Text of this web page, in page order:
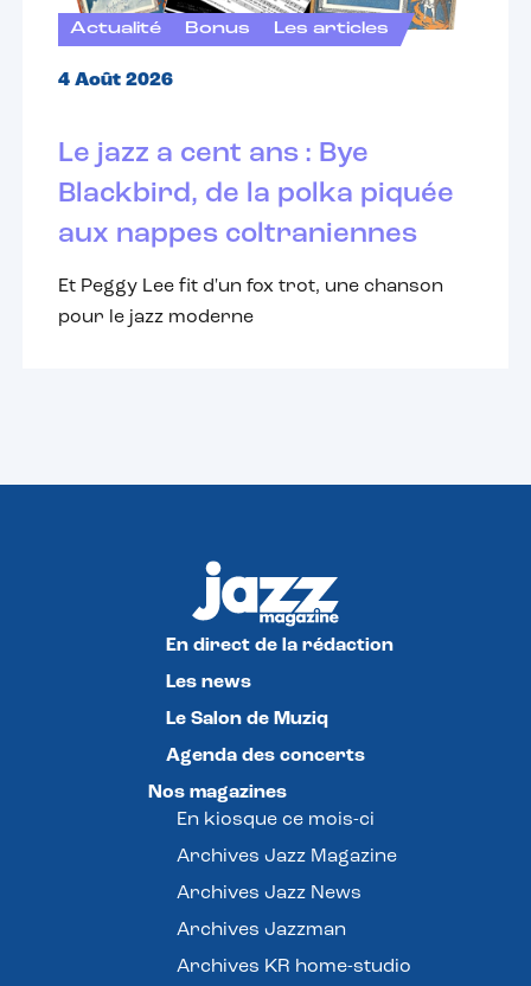
Actualité Bonus Les articles
4 Août 2026
Le jazz a cent ans : Bye
Blackbird, de la polka piquée
aux nappes coltraniennes
Et Peggy Lee fit d'un fox trot, une chanson
pour le jazz moderne
En direct de la rédaction
Les news
Le Salon de Muziq
Agenda des concerts
Nos magazines
En kiosque ce mois-ci
Archives Jazz Magazine
Archives Jazz News
Archives Jazzman
Archives KR home-studio